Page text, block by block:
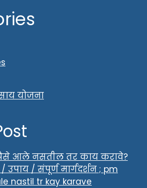
योजना
आले नसतील तर काय करावे?
उपाय / संपूर्ण मार्गदर्शन ; pm
nastil tr kay karave